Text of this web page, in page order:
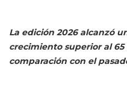
La edición 2026 alcanzó
crecimiento superior al
comparación con el